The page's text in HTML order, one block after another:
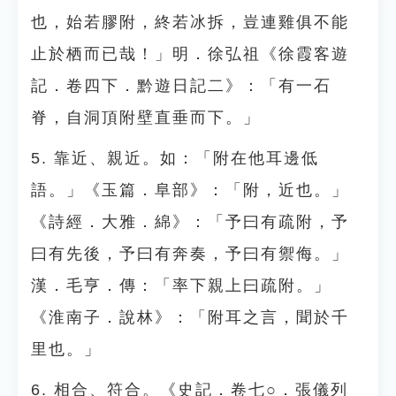
也，始若膠附，終若冰拆，豈連雞俱不能
止於栖而已哉！」明．徐弘祖《徐霞客遊
記．卷四下．黔遊日記二》：「有一石
脊，自洞頂附壁直垂而下。」
5. 靠近、親近。如：「附在他耳邊低
語。」《玉篇．阜部》：「附，近也。」
《詩經．大雅．綿》：「予曰有疏附，予
曰有先後，予曰有奔奏，予曰有禦侮。」
漢．毛亨．傳：「率下親上曰疏附。」
《淮南子．說林》：「附耳之言，聞於千
里也。」
6. 相合、符合。《史記．卷七○．張儀列